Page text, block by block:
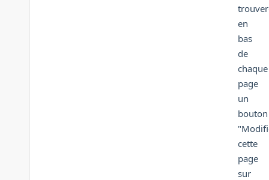
en
bas
de
chaque
page
un
bouton
cette
page
sur